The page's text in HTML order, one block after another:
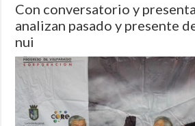
Con conversatorio y
analizan pasado y presente
nui